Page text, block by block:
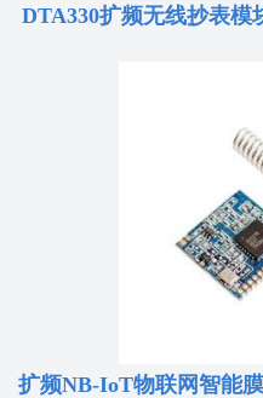
DTA330扩频无线抄表
扩频NB-IoT物联网智能